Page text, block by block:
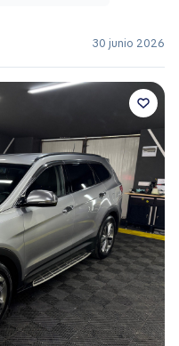
30 junio 2026